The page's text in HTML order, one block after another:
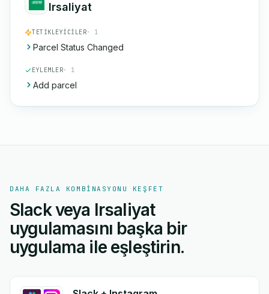
Irsaliyat
TETIKLEYICILER· 1
Parcel Status Changed
EYLEMLER· 1
Add parcel
DAHA FAZLA KOMBINASYONU KEŞFET
Slack veya Irsaliyat
uygulamasını başka bir
uygulama ile eşleştirin.